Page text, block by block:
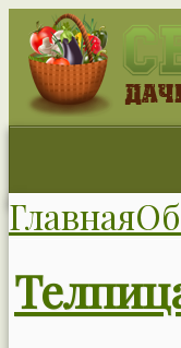
Главная